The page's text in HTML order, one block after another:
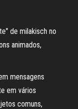
de milakisch no
animados,
mensagens
em vários
comuns,